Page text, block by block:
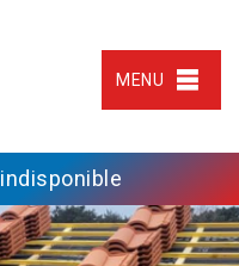
MENU
indisponible